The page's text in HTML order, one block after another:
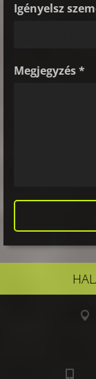
Igényelsz
Megjegyzés *